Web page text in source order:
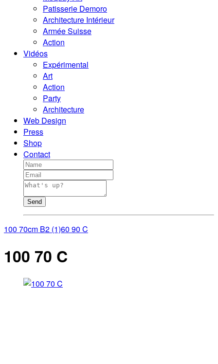
Patisserie Demoro
Architecture Intérieur
Armée Suisse
Action
Vidéos
Expérimental
Art
Action
Party
Architecture
Web Design
Press
Shop
Contact
Send
100 70cm B2 (1)60 90 C
100 70 C